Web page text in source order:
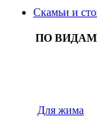
Скамьи и
ПО ВИДАМ
Для жима